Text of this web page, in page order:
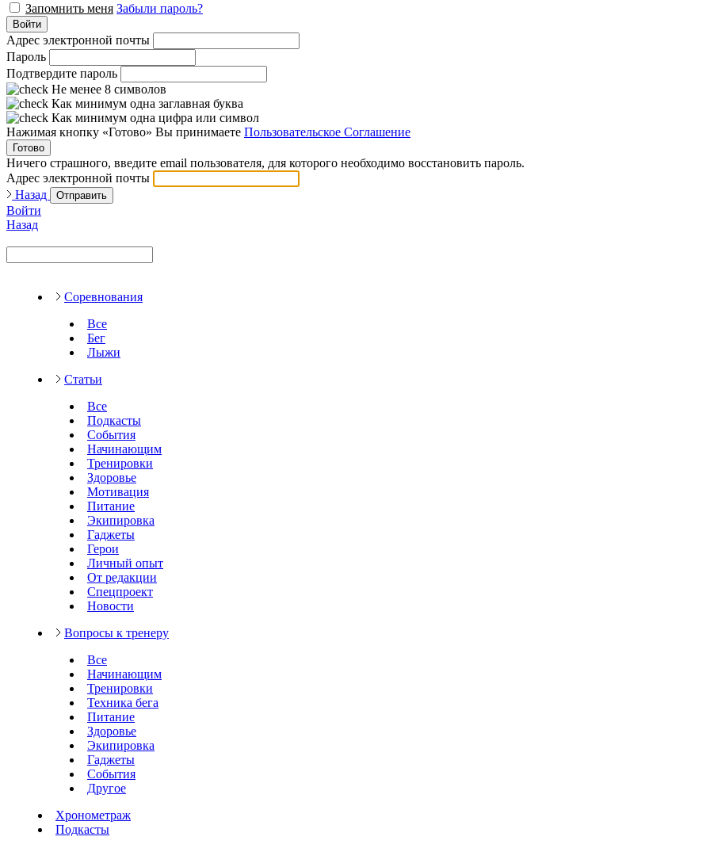
Запомнить меня Забыли пароль?
Войти
Адрес электронной почты
Пароль
Подтвердите пароль
Не менее 8 символов
Как минимум одна заглавная буква
Как минимум одна цифра или символ
Нажимая кнопку «Готово» Вы принимаете Пользовательское Соглашение
Готово
Ничего страшного, введите email пользователя, для которого необходимо восстановить пароль.
Адрес электронной почты
Назад
Отправить
Войти
Назад
Соревнования
Все
Бег
Лыжи
Статьи
Все
Подкасты
События
Начинающим
Тренировки
Здоровье
Мотивация
Питание
Экипировка
Гаджеты
Герои
Личный опыт
От редакции
Спецпроект
Новости
Вопросы к тренеру
Все
Начинающим
Тренировки
Техника бега
Питание
Здоровье
Экипировка
Гаджеты
События
Другое
Хронометраж
Подкасты